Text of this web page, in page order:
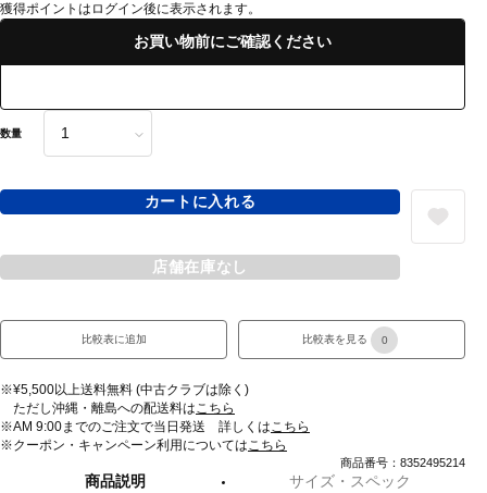
獲得ポイントはログイン後に表示されます。
お買い物前にご確認ください
数量
カートに入れる
店舗在庫なし
比較表に追加 比較表を見る 0
※¥5,500以上送料無料 (中古クラブは除く)
ただし沖縄・離島への配送料はこちら
※AM 9:00までのご注文で当日発送 詳しくはこちら
※クーポン・キャンペーン利用についてはこちら
商品番号：8352495214
商品説明 サイズ・スペック